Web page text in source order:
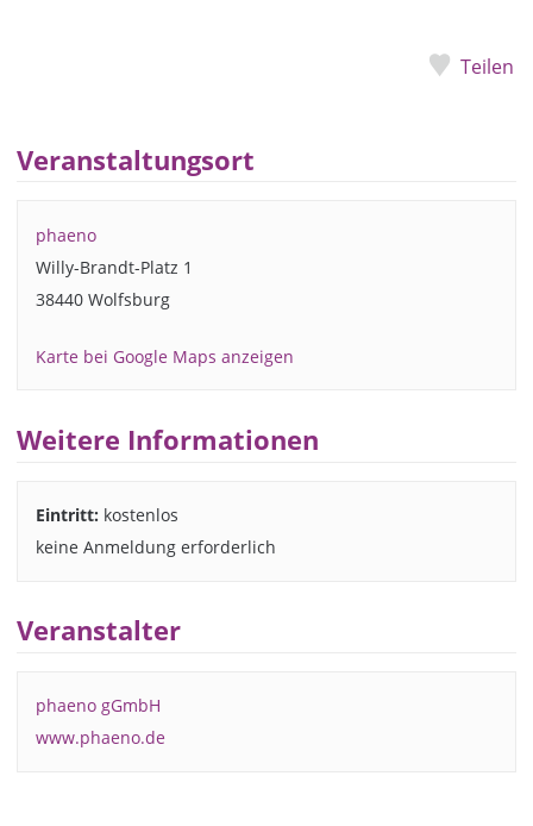
Teilen
Veranstaltungsort
phaeno
Willy-Brandt-Platz 1
38440 Wolfsburg
Karte bei Google Maps anzeigen
Weitere Informationen
Eintritt: kostenlos
keine Anmeldung erforderlich
Veranstalter
phaeno gGmbH
www.phaeno.de